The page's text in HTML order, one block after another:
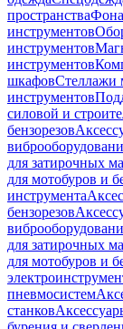
пространства
инструментов
инструментов
инструментов
шкафовСтеллажи
инструментов
силовой и
бензорезов
для затирочных
для мотобуров и
инструмента
бензорезов
для затирочных
для мотобуров и
пневмосистем
станков